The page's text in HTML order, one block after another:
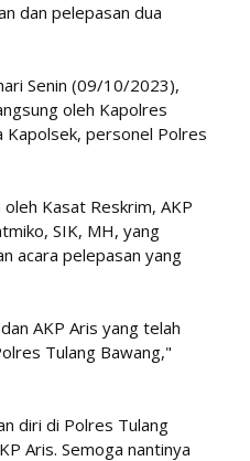
dan pelepasan dua
Senin (09/10/2023),
oleh Kapolres
Kapolsek, personel Polres
Kasat Reskrim, AKP
SIK, MH, yang
acara pelepasan yang
AKP Aris yang telah
Tulang Bawang,"
diri di Polres Tulang
Aris. Semoga nantinya